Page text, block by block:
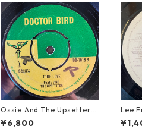
Ossie And The Upsetters
- True Love【7-22000】
¥6,800
Lee
1925